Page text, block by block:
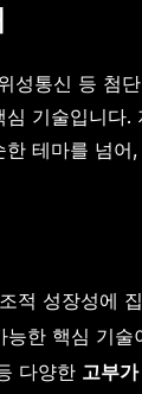
통신 등 첨
기술입니
테마를 넘
적 성장성에
한 핵심 기
다양한 고부가